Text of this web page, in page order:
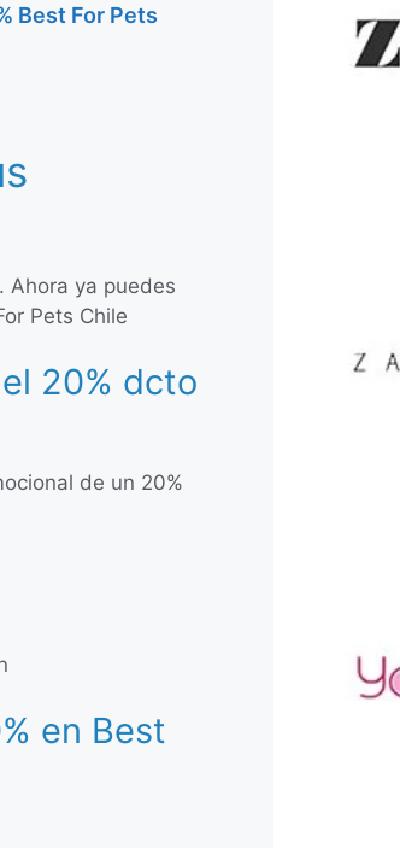
Best For Pets
Ahora ya puedes
Pets Chile
20% dcto
de un 20%
en Best